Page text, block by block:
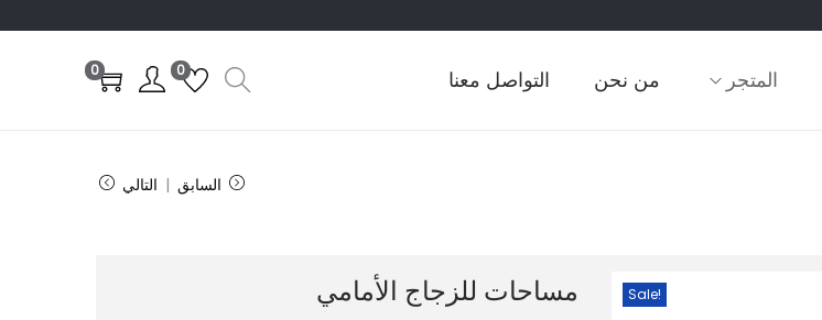
المتجر من نحن التواصل معنا 0
0
السابق التالي
Sale! مساحات للزجاج الأمامي